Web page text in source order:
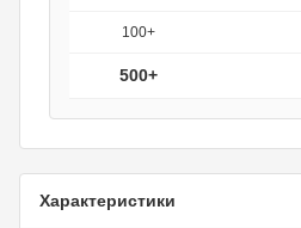
100+
500+
Характеристики